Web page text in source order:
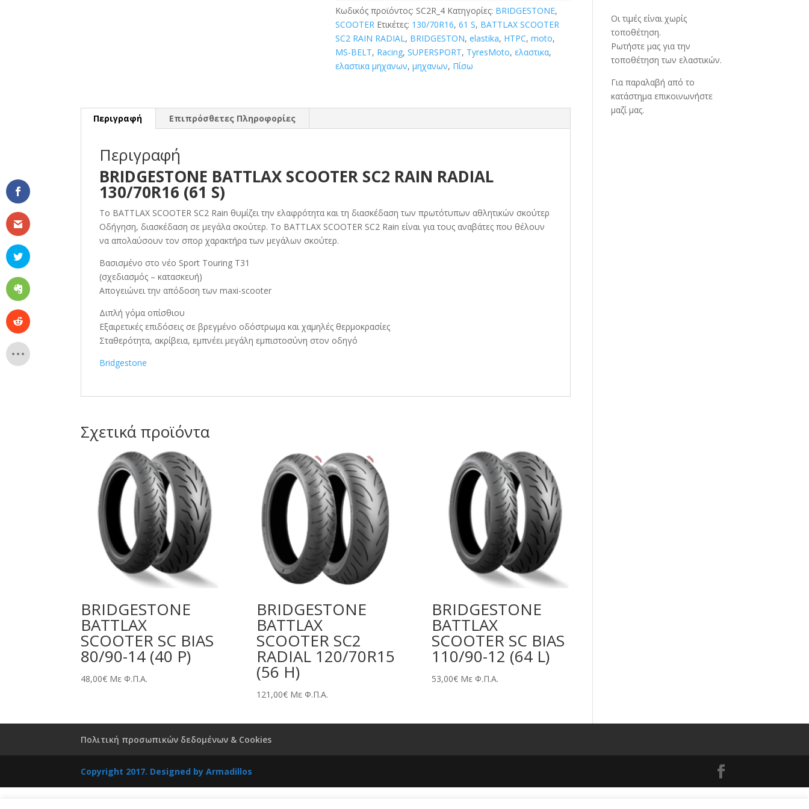
RAIN
RADIAL
130/70R16
(61
S)
Κωδικός προϊόντος: SC2R_4 Κατηγορίες: BRIDGESTONE,
SCOOTER Ετικέτες: 130/70R16,61 S, BATTLAX SCOOTER
SC2 RAIN RADIAL, BRIDGESTON,elastika, HTPC,moto,
MS-BELT, Racing,SUPERSPORT, TyresMoto,ελαστικα,
ελαστικα μηχανων,μηχανων, Πίσω
Περιγραφή Επιπρόσθετες Πληροφορίες
Περιγραφή
BRIDGESTONE BATTLAX SCOOTER SC2 RAIN RADIAL
130/70R16 (61 S)
Το BATTLAX SCOOTER SC2 Rain θυμίζει την ελαφρότητα και τη διασκέδαση των πρωτότυπων αθλητικών σκούτερ
Οδήγηση, διασκέδαση σε μεγάλα σκούτερ. Το BATTLAX SCOOTER SC2 Rain είναι για τους αναβάτες που θέλουν
να απολαύσουν τον σπορ χαρακτήρα των μεγάλων σκούτερ.
Βασισμένο στο νέο Sport Touring T31
(σχεδιασμός – κατασκευή)
Απογειώνει την απόδοση των maxi-scooter
Διπλή γόμα οπίσθιου
Εξαιρετικές επιδόσεις σε βρεγμένο οδόστρωμα και χαμηλές θερμοκρασίες
Σταθερότητα, ακρίβεια, εμπνέει μεγάλη εμπιστοσύνη στον οδηγό
Bridgestone
Σχετικά προϊόντα
BRIDGESTONE
BATTLAX
SCOOTER SC BIAS
80/90-14 (40 P)
48,00€ Με Φ.Π.Α.
BRIDGESTONE
BATTLAX
SCOOTER SC2
RADIAL 120/70R15
(56 H)
121,00€ Με Φ.Π.Α.
BRIDGESTONE
BATTLAX
SCOOTER SC BIAS
110/90-12 (64 L)
53,00€ Με Φ.Π.Α.
Οι τιμές είναι χωρίς
τοποθέτηση.
Ρωτήστε μας για την
τοποθέτηση των ελαστικών.
Για παραλαβή από το
κατάστημα επικοινωνήστε
μαζί μας.
Πολιτική προσωπικών δεδομένων & Cookies
Copyright 2017. Designed byArmadillos